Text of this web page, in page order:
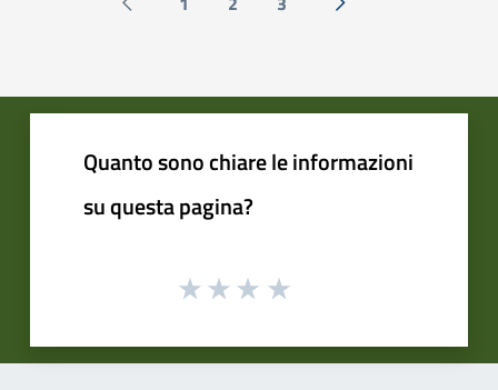
Pagina precedente Successiva »
Quanto sono chiare le informazioni
su questa pagina?